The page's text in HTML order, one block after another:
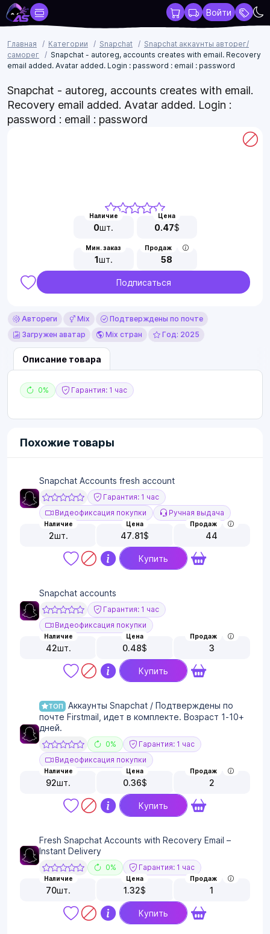
Войти
Главная Категории Snapchat
Snapchat аккаунты авторег/
саморег
Snapchat - autoreg, accounts creates with email. Recovery
email added. Avatar added. Login : password : email : password
Snapchat - autoreg, accounts creates with email.
Recovery email added. Avatar added. Login :
password : email : password
Наличие
0шт.
Цена
0.47$
Мин. заказ
1шт.
Продаж
58
Подписаться
Автореги Mix
Подтверждены по почте
Загружен аватар
Mix стран Год: 2025
Описание товара
0% Гарантия: 1 час
Похожие товары
Snapchat Accounts fresh account
Гарантия: 1 час
Видеофиксация покупки
Ручная выдача
Наличие
2шт.
Цена
47.81$
Продаж
44
Купить
Snapchat accounts
Гарантия: 1 час
Видеофиксация покупки
Наличие
42шт.
Цена
0.48$
Продаж
3
Купить
ТОП
Аккаунты Snapchat / Подтверждены по
почте Firstmail, идет в комплекте. Возраст 1-10+
дней.
0%
Гарантия: 1 час
Видеофиксация покупки
Наличие
92шт.
Цена
0.36$
Продаж
2
Купить
Fresh Snapchat Accounts with Recovery Email –
Instant Delivery
0% Гарантия: 1 час
Наличие
70шт.
Цена
1.32$
Продаж
1
Купить